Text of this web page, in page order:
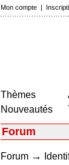
Mon compte |
Thèmes
Nouveautés
Forum
Forum →